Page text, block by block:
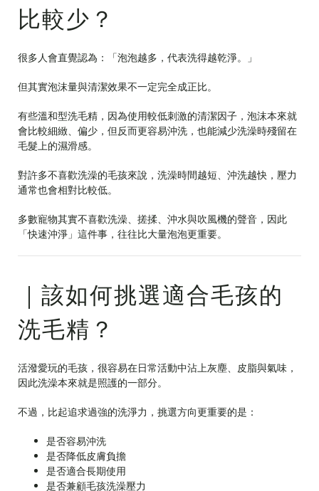
比較少？
很多人會直覺認為：「泡泡越多，代表洗得越乾淨。」
但其實泡沫量與清潔效果不一定完全成正比。
有些溫和型洗毛精，因為使用較低刺激的清潔因子，泡沫本來就
會比較細緻、偏少，但反而更容易沖洗，也能減少洗澡時殘留在
毛髮上的濕滑感。
對許多不喜歡洗澡的毛孩來說，洗澡時間越短、沖洗越快，壓力
通常也會相對比較低。
多數寵物其實不喜歡洗澡、搓揉、沖水與吹風機的聲音，因此
「快速沖淨」這件事，往往比大量泡泡更重要。
｜該如何挑選適合毛孩的
洗毛精？
活潑愛玩的毛孩，很容易在日常活動中沾上灰塵、皮脂與氣味，
因此洗澡本來就是照護的一部分。
不過，比起追求過強的洗淨力，挑選方向更重要的是：
是否容易沖洗
是否降低皮膚負擔
是否適合長期使用
是否兼顧毛孩洗澡壓力